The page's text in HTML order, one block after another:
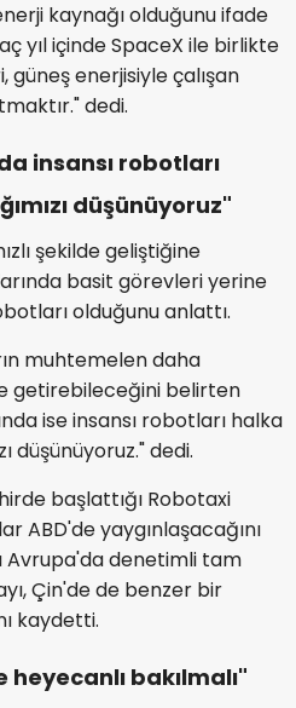
kaynağı olduğunu ifade
yıl içinde SpaceX ile birlikte
güneş enerjisiyle çalışan
dedi.
insansı robotları
düşünüyoruz"
şekilde geliştiğine
basit görevleri yerine
olduğunu anlattı.
muhtemelen daha
getirebileceğini belirten
ise insansı robotları halka
düşünüyoruz." dedi.
başlattığı Robotaxi
ABD'de yaygınlaşacağını
denetimli tam
Çin'de de benzer bir
kaydetti.
bakılmalı"